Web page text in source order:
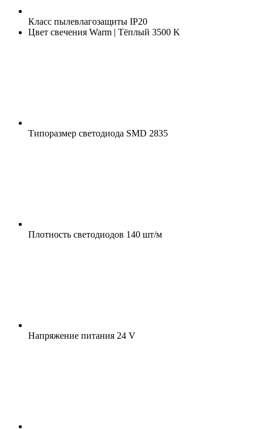
Класс пылевлагозащиты IP20
Цвет свечения Warm | Тёплый 3500 K
Типоразмер светодиода SMD 2835
Плотность светодиодов 140 шт/м
Напряжение питания 24 V